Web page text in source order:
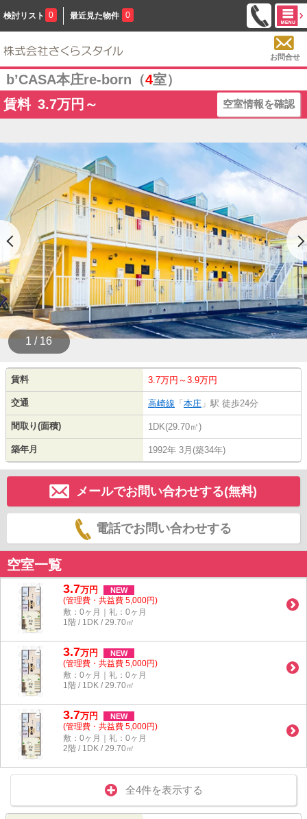
検討リスト 0 最近見た物件 0
お問合せ
b’CASA本庄re-born（4室）
賃料 3.7万円～ 空室情報を確認
1 / 16
賃料 3.7万円～3.9万円
交通 高崎線 「 本庄 」駅 徒歩24分
間取り(面積) 1DK(29.70㎡)
築年月 1992年 3月(築34年)
メールでお問い合わせする(無料)
電話でお問い合わせする
空室一覧
3.7万円 NEW
(管理費・共益費 5,000円)
敷：0ヶ月｜礼：0ヶ月
1階 / 1DK / 29.70㎡
3.7万円 NEW
(管理費・共益費 5,000円)
敷：0ヶ月｜礼：0ヶ月
1階 / 1DK / 29.70㎡
3.7万円 NEW
(管理費・共益費 5,000円)
敷：0ヶ月｜礼：0ヶ月
2階 / 1DK / 29.70㎡
全4件を表示する